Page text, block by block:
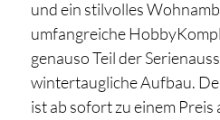
und ein stilvolles
umfangreiche
genauso Teil der
wintertaugliche Aufbau.
ist ab sofort zu einem Preis